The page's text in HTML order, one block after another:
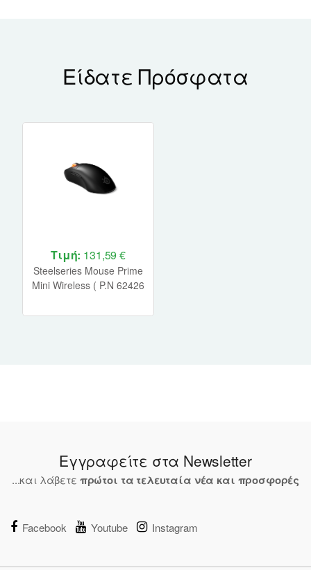
Είδατε Πρόσφατα
Τιμή: 131,59 €
Steelseries Mouse Prime
Mini Wireless ( P.N 62426
Εγγραφείτε στα Newsletter
...και λάβετε πρώτοι τα τελευταία νέα και προσφορές
Facebook Youtube Instagram